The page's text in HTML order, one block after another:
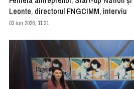
Leonte, directorul FNGCIMM, interviu
03 iun 2026, 11:21